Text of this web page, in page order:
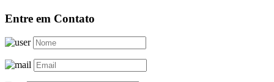
Entre em Contato